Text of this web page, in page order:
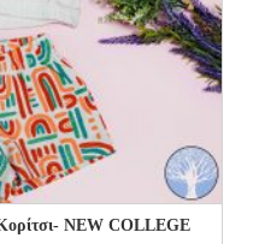
NEW COLLEGE